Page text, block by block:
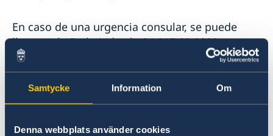
Samtycke Information Om
Denna webbplats använder cookies
En caso de una urgencia consular, se puede
llamar a la Embajada al +34 917 02 2000 y
seguir las instrucciones para ser transferido al
Servicio de Guardia Consular del Ministerio de
Asuntos Exteriores en Suecia.